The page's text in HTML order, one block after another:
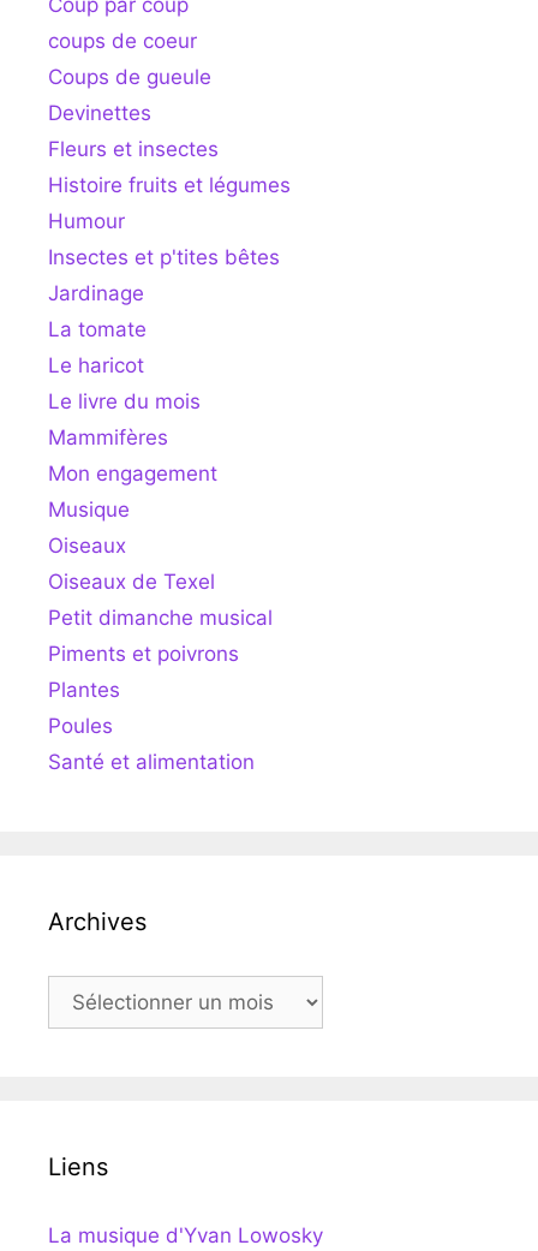
Coup par coup
coups de coeur
Coups de gueule
Devinettes
Fleurs et insectes
Histoire fruits et légumes
Humour
Insectes et p'tites bêtes
Jardinage
La tomate
Le haricot
Le livre du mois
Mammifères
Mon engagement
Musique
Oiseaux
Oiseaux de Texel
Petit dimanche musical
Piments et poivrons
Plantes
Poules
Santé et alimentation
Archives
Archives
Liens
La musique d'Yvan Lowosky